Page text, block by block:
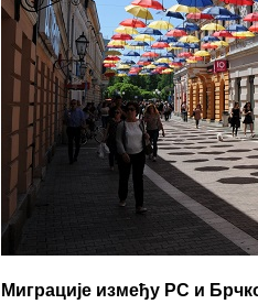
Миграције између РС и